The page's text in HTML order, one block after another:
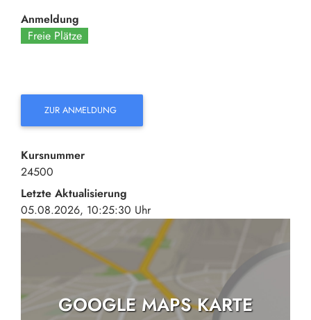
Anmeldung
Freie Plätze
ZUR ANMELDUNG
Kursnummer
24500
Letzte Aktualisierung
05.08.2026, 10:25:30 Uhr
GOOGLE MAPS KARTE